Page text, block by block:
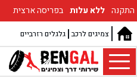
התקנה ללא עלות בפריסה ארצית
גלגלים רזרביים צמיגים לרכב